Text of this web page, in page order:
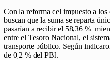
Con la reforma del impuesto a los
buscan que la suma se reparta
pasarían a recibir el 58,36 %,
entre el Tesoro Nacional, el
transporte público. Según
de 0,2 % del PBI.